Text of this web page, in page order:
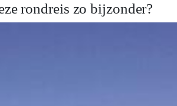
rondreis zo bijzonder?